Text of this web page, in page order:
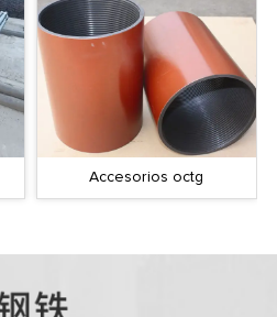
Accesorios octg